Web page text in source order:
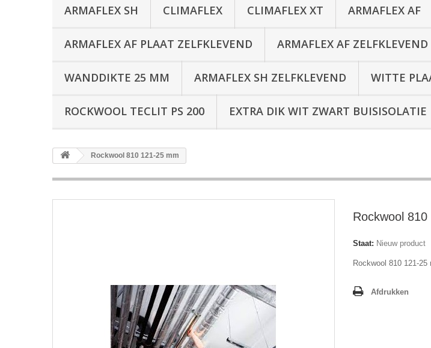
ARMAFLEX SH CLIMAFLEX CLIMAFLEX XT ARMAFLEX AF
ARMAFLEX AF PLAAT ZELFKLEVEND ARMAFLEX AF ZELFKLEVEND
WANDDIKTE 25 MM ARMAFLEX SH ZELFKLEVEND WITTE
ROCKWOOL TECLIT PS 200 EXTRA DIK WIT ZWART BUISISOLATIE
Rockwool 810 121-25 mm
Rockwool
Staat: Nieuw product
Rockwool 810 121-
Afdrukken